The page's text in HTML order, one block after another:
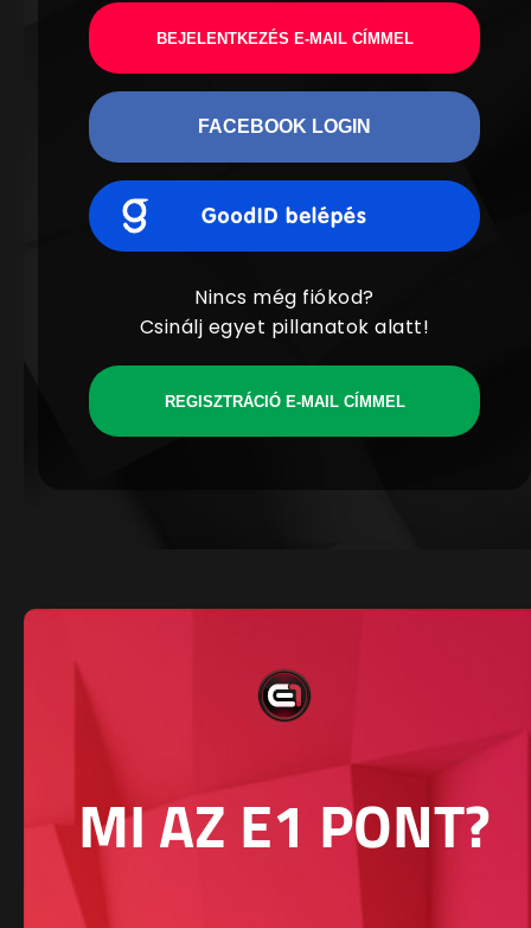
BEJELENTKEZÉS E-MAIL CÍMMEL
FACEBOOK LOGIN
Nincs még fiókod?
Csinálj egyet pillanatok alatt!
REGISZTRÁCIÓ E-MAIL CÍMMEL
MI AZ E1 PONT?